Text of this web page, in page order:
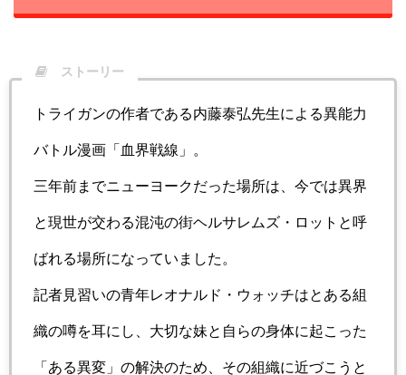
ストーリー
トライガンの作者である内藤泰弘先生による異能力
バトル漫画「血界戦線」。
三年前までニューヨークだった場所は、今では異界
と現世が交わる混沌の街ヘルサレムズ・ロットと呼
ばれる場所になっていました。
記者見習いの青年レオナルド・ウォッチはとある組
織の噂を耳にし、大切な妹と自らの身体に起こった
「ある異変」の解決のため、その組織に近づこうと